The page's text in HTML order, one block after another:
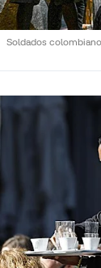
Soldados